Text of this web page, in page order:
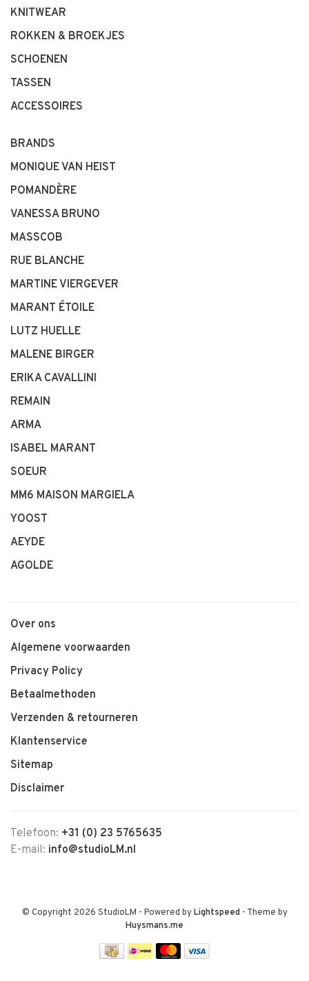
KNITWEAR
ROKKEN & BROEKJES
SCHOENEN
TASSEN
ACCESSOIRES
BRANDS
MONIQUE VAN HEIST
POMANDÈRE
VANESSA BRUNO
MASSCOB
RUE BLANCHE
MARTINE VIERGEVER
MARANT ÉTOILE
LUTZ HUELLE
MALENE BIRGER
ERIKA CAVALLINI
REMAIN
ARMA
ISABEL MARANT
SOEUR
MM6 MAISON MARGIELA
YOOST
AEYDE
AGOLDE
Over ons
Algemene voorwaarden
Privacy Policy
Betaalmethoden
Verzenden & retourneren
Klantenservice
Sitemap
Disclaimer
Telefoon: +31 (0) 23 5765635
E-mail: info@studioLM.nl
© Copyright 2026 StudioLM - Powered byLightspeed- Theme by
Huysmans.me